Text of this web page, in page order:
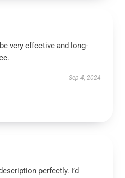
very effective and long-
Sep 4, 2024
perfectly. I’d